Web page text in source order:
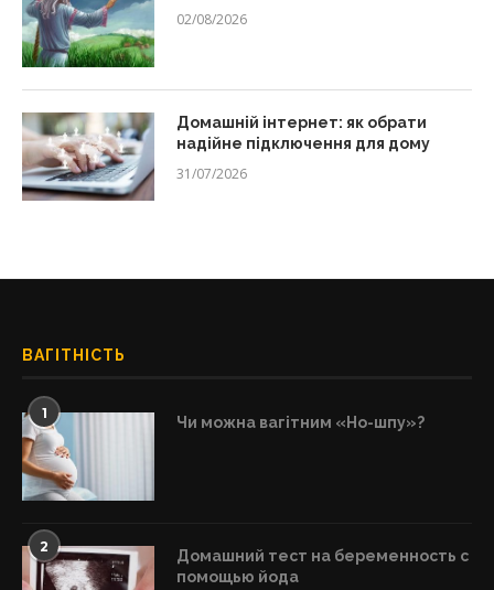
02/08/2026
Домашній інтернет: як обрати
надійне підключення для дому
31/07/2026
ВАГІТНІСТЬ
1 Чи можна вагітним «Но-шпу»?
2
Домашний тест на беременность с
помощью йода